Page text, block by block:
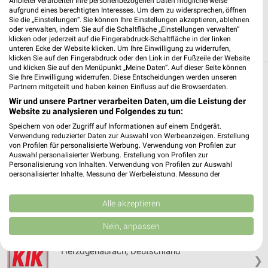
Weitere Kik Geschäfte mit Angeboten in und
um Erlangen
5 Geschäfte und Orte
Kik Angebote in Heßdorf bei Erlangen
Heßdorf bei Erlangen, Deutschland
365,32 km
❯
Kik Angebote in Herzogenaurach
Herzogenaurach, Deutschland
aufgrund eines berechtigten Interesses. Um dem zu widersprechen, öffnen
Sie die „Einstellungen“. Sie können Ihre Einstellungen akzeptieren, ablehnen
oder verwalten, indem Sie auf die Schaltfläche „Einstellungen verwalten“
klicken oder jederzeit auf die Fingerabdruck-Schaltfläche in der linken
unteren Ecke der Website klicken. Um Ihre Einwilligung zu widerrufen,
klicken Sie auf den Fingerabdruck oder den Link in der Fußzeile der Website
und klicken Sie auf den Menüpunkt „Meine Daten“. Auf dieser Seite können
Sie Ihre Einwilligung widerrufen. Diese Entscheidungen werden unseren
Partnern mitgeteilt und haben keinen Einfluss auf die Browserdaten.
Wir und unsere Partner verarbeiten Daten, um die Leistung der
Website zu analysieren und Folgendes zu tun:
Speichern von oder Zugriff auf Informationen auf einem Endgerät.
Verwendung reduzierter Daten zur Auswahl von Werbeanzeigen. Erstellung
von Profilen für personalisierte Werbung. Verwendung von Profilen zur
Auswahl personalisierter Werbung. Erstellung von Profilen zur
Personalisierung von Inhalten. Verwendung von Profilen zur Auswahl
personalisierter Inhalte. Messung der Werbeleistung. Messung der
Kombinationen von Daten aus verschiedenen Quellen. Entwicklung und
Verbesserung der Angebote. Verwendung reduzierter Daten zur Auswahl
von Inhalten.
Daten können außerhalb der Europäischen Union weitergegeben und in die
USA gesendet werden.
Website/App.
Alle akzeptieren
Nein, anpassen